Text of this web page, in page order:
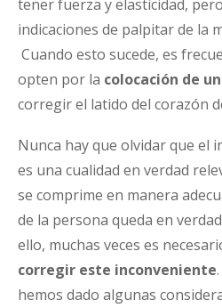
tener fuerza y elasticidad,
indicaciones de palpitar de la
Cuando esto sucede, es
opten por la colocación de
corregir el latido del corazón
Nunca hay que olvidar que el
es una cualidad en verdad
se comprime en manera
de la persona queda en
ello, muchas veces es
corregir este inconveniente
hemos dado algunas